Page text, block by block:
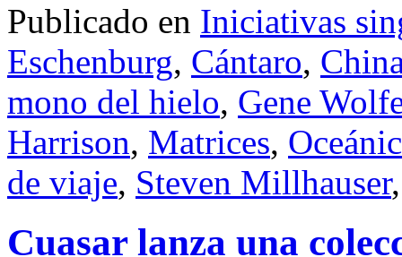
Publicado en Iniciativas
Eschenburg, Cántaro,
mono del hielo, Gene
Harrison, Matrices,
de viaje, Steven Millhauser
Cuasar lanza una